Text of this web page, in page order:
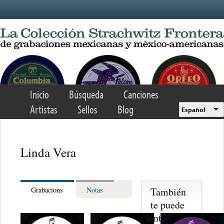
Inicio Búsqueda
Canciones
Artistas
Sellos Blog Español
Linda Vera
Grabacions Notas
También
te puede
interesar...